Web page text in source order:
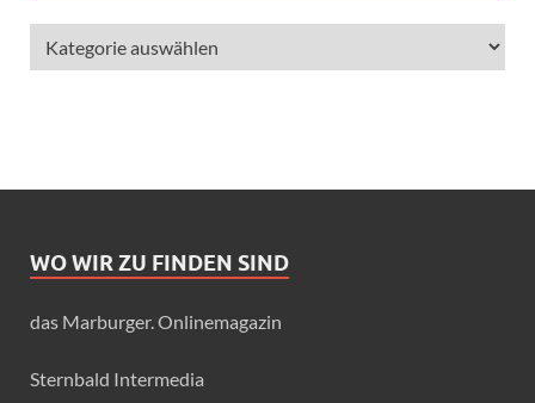
WO WIR ZU FINDEN SIND
das Marburger. Onlinemagazin
Sternbald Intermedia